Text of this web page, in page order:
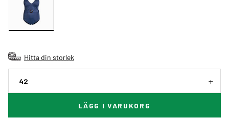
Hitta din storlek
42
LÄGG I VARUKORG